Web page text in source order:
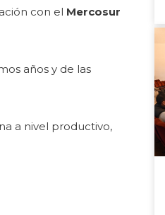
con el Mercosur
años y de las
a nivel productivo,